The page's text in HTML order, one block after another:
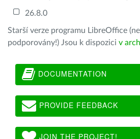
26.8.0
Starší verze programu LibreOffice
podporovány!) Jsou k dispozici v
DOCUMENTATION
PROVIDE FEEDBACK
JOIN THE PROJECT!